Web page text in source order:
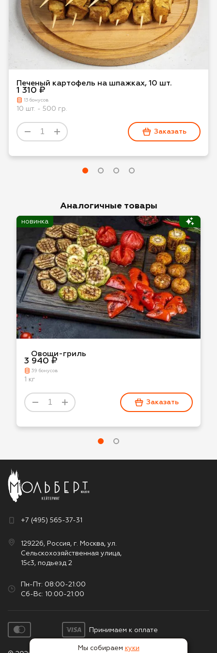
Печеный картофель на шпажках, 10 шт.
1 310 ₽
13 бонусов
10 шт. - 500 гр.
Заказать
Аналогичные товары
новинка
Овощи-гриль
3 940 ₽
39 бонусов
1 кг
Заказать
+7 (495) 565-37-31
129226, Россия, г. Москва, ул.
Сельскохозяйственная улица,
15с3, подьезд 2
Пн-Пт: 08:00-21:00
Сб-Вс: 10:00-21:00
Принимаем к оплате
Мы собираем куки